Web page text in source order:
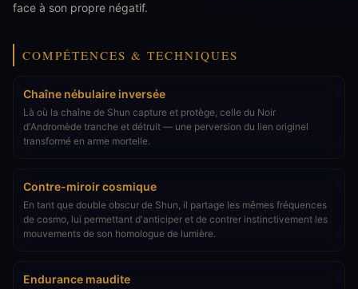
face à son propre négatif.
COMPÉTENCES & TECHNIQUES
Chaîne nébulaire inversée
Là où la chaîne de Shun capture et protège, celle du Noir
d'Andromède tranche et détruit — une perversion du lien originel
transformé en arme mortelle.
Contre-miroir cosmique
En tant que double obscur de Shun, il partage les mêmes fréquences
de cosmo, lui permettant d'anticiper et de contrer instinctivement les
mouvements de son homologue de lumière.
Endurance maudite